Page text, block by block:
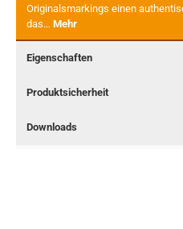
Originalsmarkings einen
das… Mehr
Eigenschaften
Produktsicherheit
Downloads